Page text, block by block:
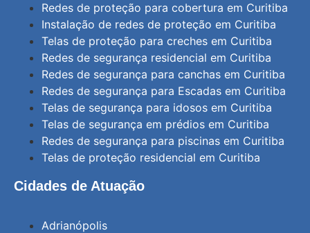
Redes de proteção para cobertura em Curitiba
Instalação de redes de proteção em Curitiba
Telas de proteção para creches em Curitiba
Redes de segurança residencial em Curitiba
Redes de segurança para canchas em Curitiba
Redes de segurança para Escadas em Curitiba
Telas de segurança para idosos em Curitiba
Telas de segurança em prédios em Curitiba
Redes de segurança para piscinas em Curitiba
Telas de proteção residencial em Curitiba
Cidades de Atuação
Adrianópolis